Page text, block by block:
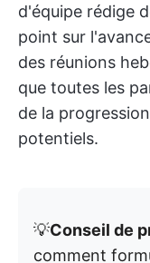
d'équipe rédige
point sur
des réunions
que toutes les
de la
potentiels.
💡Conseil de
comment